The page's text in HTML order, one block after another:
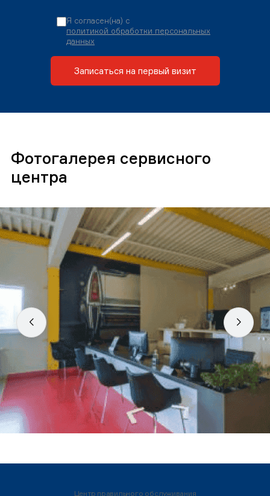
Я согласен(на) с
политикой обработки персональных
данных
Записаться на первый визит
Фотогалерея сервисного
центра
Центр правильного обслуживания